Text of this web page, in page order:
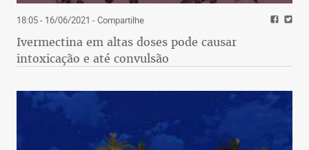
18:05 - 16/06/2021 - Compartilhe
Ivermectina em altas doses pode causar
intoxicação e até convulsão